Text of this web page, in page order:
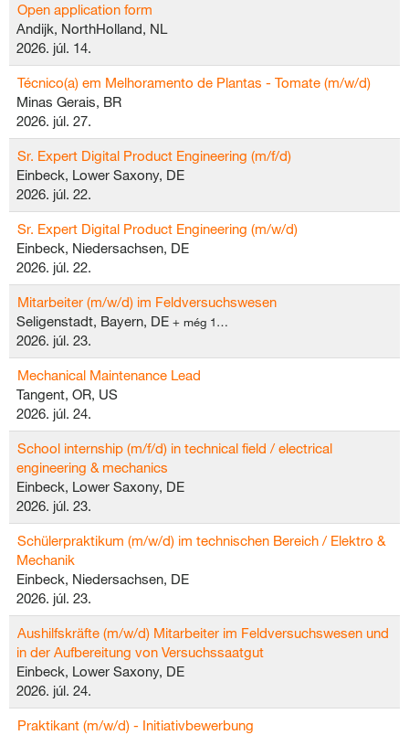
Open application form
Andijk, NorthHolland, NL
2026. júl. 14.
Técnico(a) em Melhoramento de Plantas - Tomate (m/w/d)
Minas Gerais, BR
2026. júl. 27.
Sr. Expert Digital Product Engineering (m/f/d)
Einbeck, Lower Saxony, DE
2026. júl. 22.
Sr. Expert Digital Product Engineering (m/w/d)
Einbeck, Niedersachsen, DE
2026. júl. 22.
Mitarbeiter (m/w/d) im Feldversuchswesen
Seligenstadt, Bayern, DE + még 1…
2026. júl. 23.
Mechanical Maintenance Lead
Tangent, OR, US
2026. júl. 24.
School internship (m/f/d) in technical field / electrical
engineering & mechanics
Einbeck, Lower Saxony, DE
2026. júl. 23.
Schülerpraktikum (m/w/d) im technischen Bereich / Elektro &
Mechanik
Einbeck, Niedersachsen, DE
2026. júl. 23.
Aushilfskräfte (m/w/d) Mitarbeiter im Feldversuchswesen und
in der Aufbereitung von Versuchssaatgut
Einbeck, Lower Saxony, DE
2026. júl. 24.
Praktikant (m/w/d) - Initiativbewerbung